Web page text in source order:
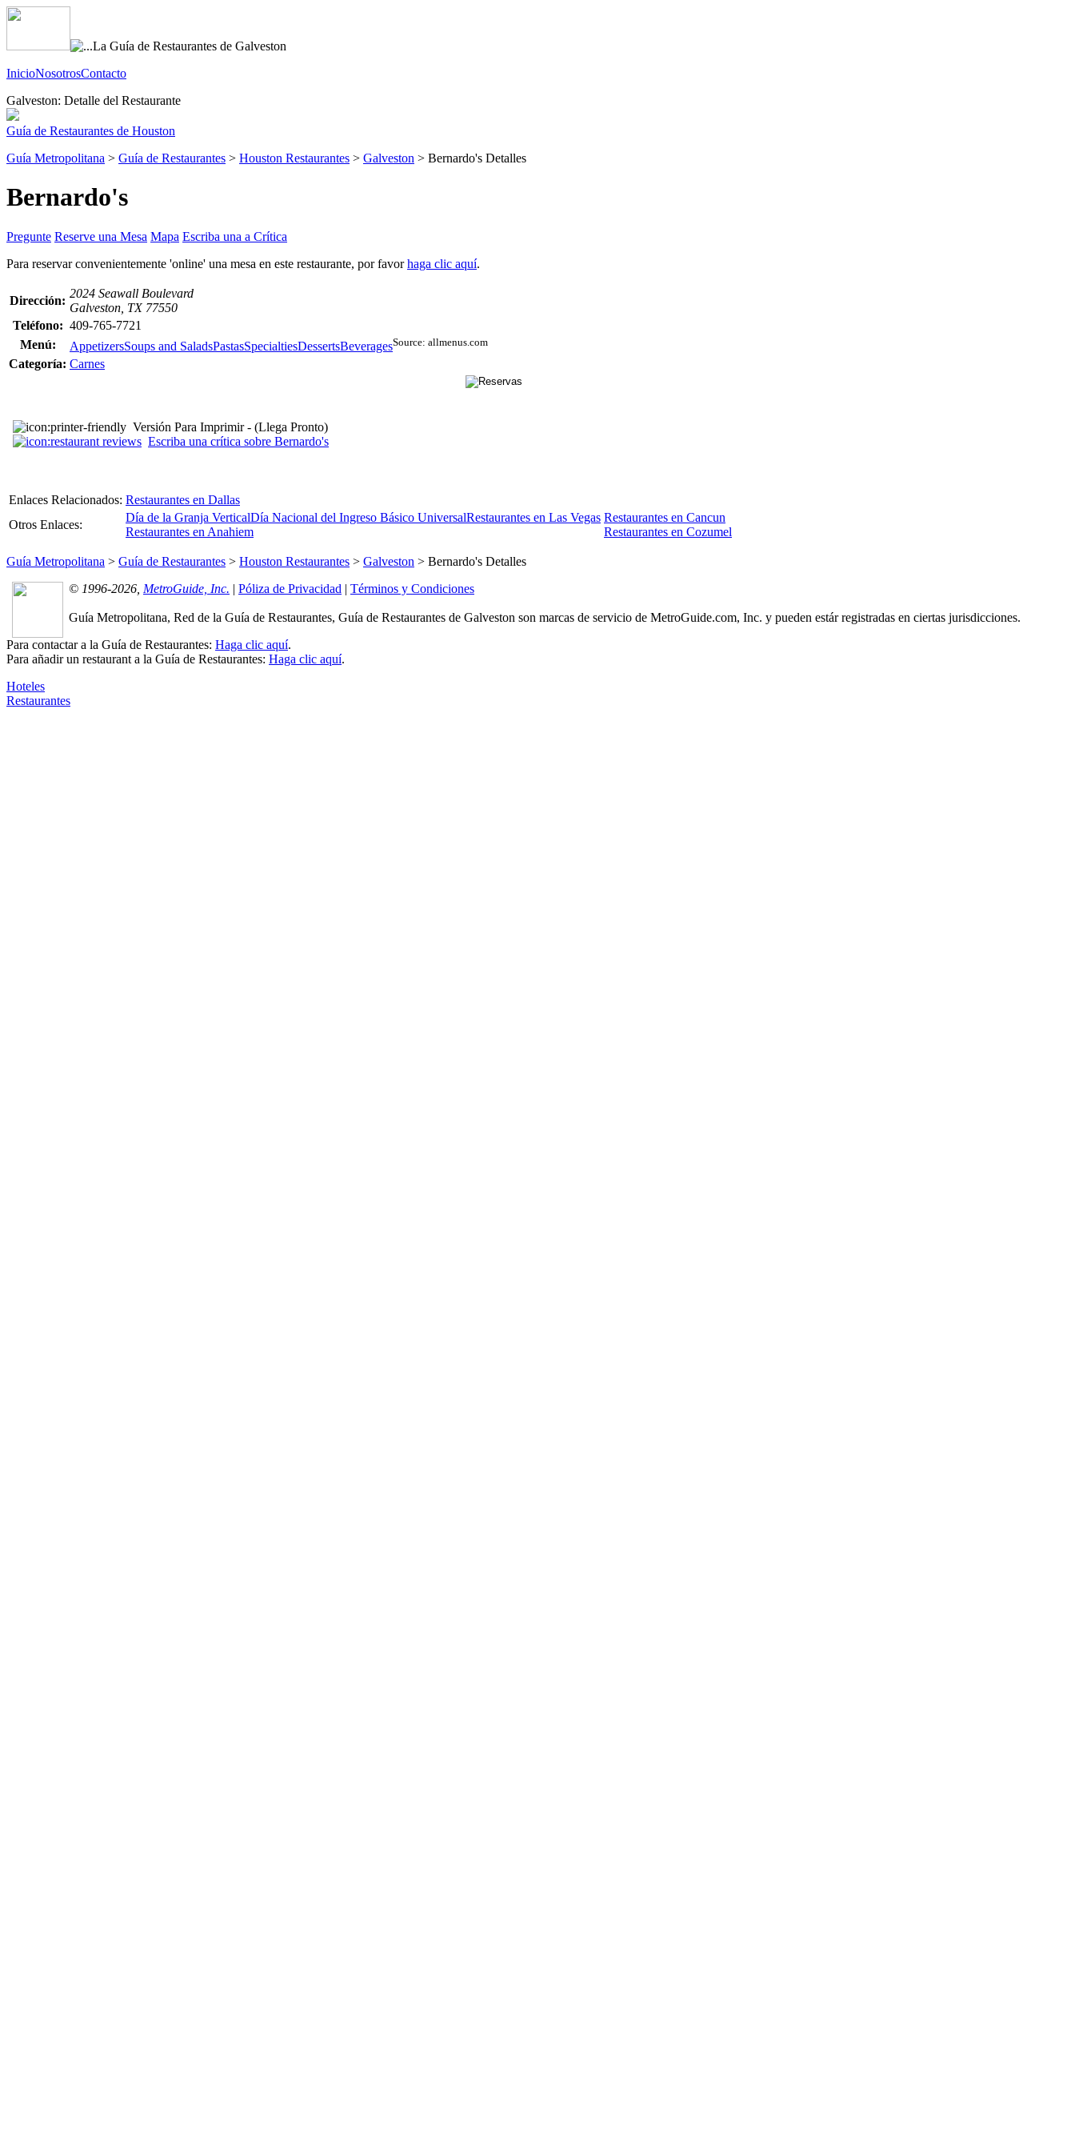
InicioNosotrosContacto
Galveston: Detalle del Restaurante
Guía de Restaurantes de Houston
Guía Metropolitana > Guía de Restaurantes > Houston Restaurantes > Galveston > Bernardo's Detalles
Bernardo's
Pregunte Reserve una Mesa Mapa Escriba una a Crítica
Para reservar convenientemente 'online' una mesa en este restaurante, por favorhaga clic aquí.
Dirección:
2024 Seawall Boulevard
Galveston, TX 77550
Teléfono: 409-765-7721
Menú:
AppetizersSoups and SaladsPastasSpecialtiesDessertsBeveragesSource: allmenus.com
Categoría: Carnes
Versión Para Imprimir - (Llega Pronto)
Escriba una crítica sobre Bernardo's
Enlaces Relacionados: Restaurantes en Dallas
Otros Enlaces:
Día de la Granja VerticalDía Nacional del Ingreso Básico UniversalRestaurantes en Las Vegas
Restaurantes en Anahiem
Restaurantes en Cancun
Restaurantes en Cozumel
Guía Metropolitana > Guía de Restaurantes > Houston Restaurantes > Galveston > Bernardo's Detalles
© 1996-2026, MetroGuide, Inc. | Póliza de Privacidad | Términos y Condiciones
Guía Metropolitana, Red de la Guía de Restaurantes, Guía de Restaurantes de Galveston son marcas de servicio de MetroGuide.com, Inc. y pueden estár registradas en ciertas jurisdicciones.
Para contactar a la Guía de Restaurantes: Haga clic aquí.
Para añadir un restaurant a la Guía de Restaurantes: Haga clic aquí.
Hoteles
Restaurantes